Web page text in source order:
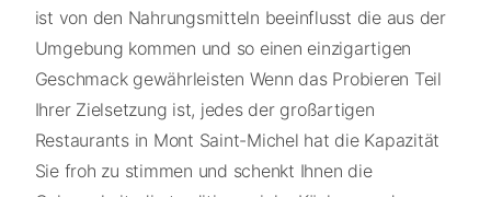
ist von den Nahrungsmitteln beeinflusst die aus der
Umgebung kommen und so einen einzigartigen
Geschmack gewährleisten Wenn das Probieren Teil
Ihrer Zielsetzung ist, jedes der großartigen
Restaurants in Mont Saint-Michel hat die Kapazität
Sie froh zu stimmen und schenkt Ihnen die